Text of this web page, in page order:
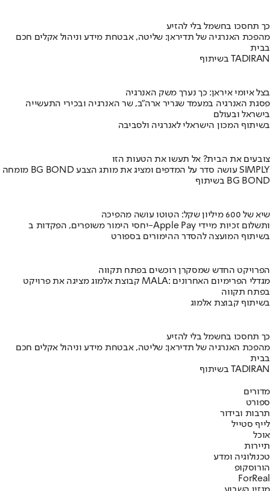
כך תחסכו בחשמל בלי להזיע
מהפכת האנרגיה של תדיראן: שליטה, אבטחת מידע וניהול אקלים חכם
בבית
בשיתוף TADIRAN
בצל איומי איראן: כך נערך משק האנרגיה
פסגת האנרגיה במעמד שגריר ארה"ב, שר האנרגיה ובכירי התעשייה
בישראל ובעולם
בשיתוף המכון הישראלי לאנרגיה ולסביבה
צובעים את הבית? אל תעשו את הטעות הזו
מומחה BG BOND עושה סדר על המדפים ומציג את מותג הצבע SIMPLY
בשיתוף BG BOND
שיא של 600 מיליון שקל: הטוטו עושה מהפיכה
יחסי הימור משופרים, הפקדות ב-Apple Pay ותשלום זכיות מיידי
בשיתוף המועצה להסדר ההימורים בספורט
הפרויקט החדש שמסקרן רוכשים בפתח תקווה
קבוצת אלמוג מציגה את פרויקט MALA: מגדלי הפרימיום האחרונים
בפתח תקווה
בשיתוף קבוצת אלמוג
כך תחסכו בחשמל בלי להזיע
מהפכת האנרגיה של תדיראן: שליטה, אבטחת מידע וניהול אקלים חכם
בבית
בשיתוף TADIRAN
מדורים
ספורט
תרבות ובידור
לייף סטייל
אוכל
תיירות
טכנולוגיה ומדע
הורוסקופ
ForReal